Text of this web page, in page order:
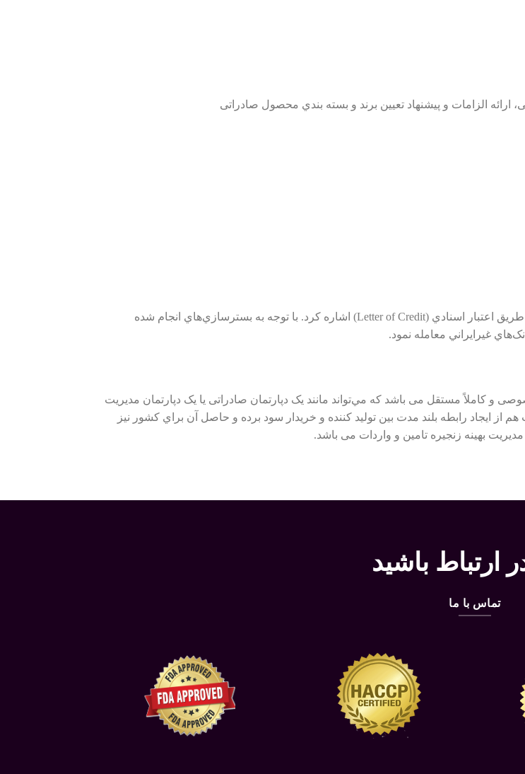
از ديگر خدمات شرکت بيلدر تجارت توس مي‌توان به تعامل اقتصادي از طريق اعتبار اسنادي (Letter of Credit) اشاره کرد. با توجه به بسترسازي‌هاي انجام شده
غيرايراني معامله نمود.
و ﮐﺎﻣﻼً ﻣﺴﺘﻘﻞ ﻣﯽ ﺑﺎﺷﺪ ﮐﻪ مي‌تواند مانند ﯾﮏ دﭘﺎرﺗﻤﺎن ﺻﺎدراﺗﯽ يا يک دپارتمان مديريت
اﯾﺠﺎد راﺑﻄﻪ ﺑﻠﻨﺪ ﻣﺪت ﺑﯿﻦ ﺗﻮﻟﯿﺪ ﮐﻨﻨﺪه و ﺧﺮﯾﺪار ﺳﻮد ﺑﺮده و ﺣﺎﺻﻞ آن ﺑﺮاي ﮐﺸﻮر نيز
بهينه زنجيره تامين و واردات ﻣﯽ ﺑﺎﺷﺪ.
ارتباط باشید
تماس با ما